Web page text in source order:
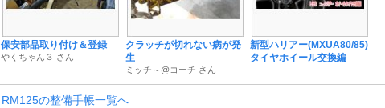
保安部品取り付け＆登録
やくちゃん３ さん
クラッチが切れない病が発
生
ミッチ～@コーチ さん
新型ハリアー(MXUA80/85)
タイヤホイール交換編
RM125の整備手帳一覧へ